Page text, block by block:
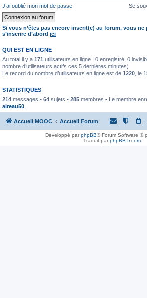
J’ai oublié mon mot de passe
Se
Si vous n’êtes pas encore inscrit(e) au forum, vous
s’inscrire d’abord ici
QUI EST EN LIGNE
Au total il y a 171 utilisateurs en ligne : 0 enregistré, 0
nombre d’utilisateurs actifs ces 5 dernières minutes)
Le record du nombre d’utilisateurs en ligne est de 1220 , le
STATISTIQUES
214 messages • 64 sujets • 285 membres • Le membre
aireau50
Accueil MOOC Accueil Forum
Développé parphpBB® Forum Software ©
Traduit parphpBB-fr.com